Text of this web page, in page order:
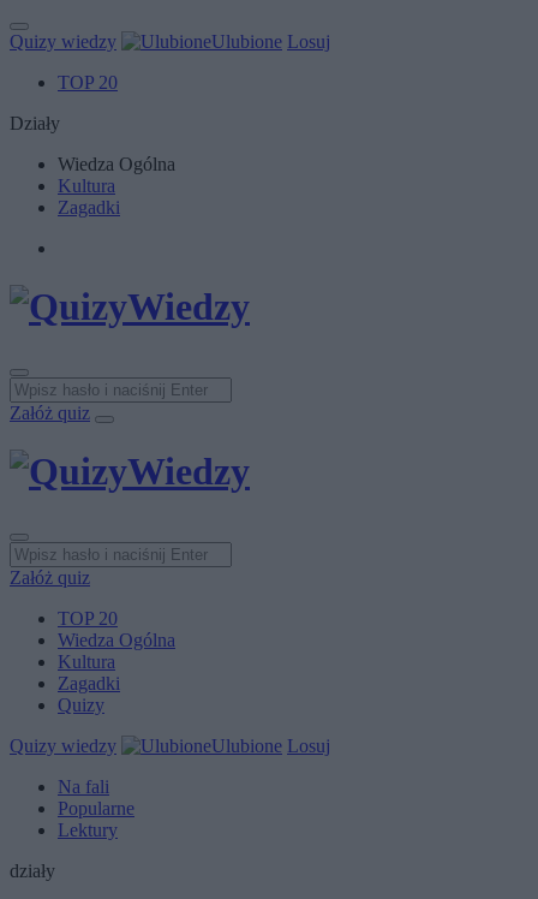
Quizy wiedzy Ulubione Losuj
TOP 20
Działy
Wiedza Ogólna
Kultura
Zagadki
Załóż quiz
Załóż quiz
TOP 20
Wiedza Ogólna
Kultura
Zagadki
Quizy
Quizy wiedzy
Ulubione Losuj
Na fali
Popularne
Lektury
działy